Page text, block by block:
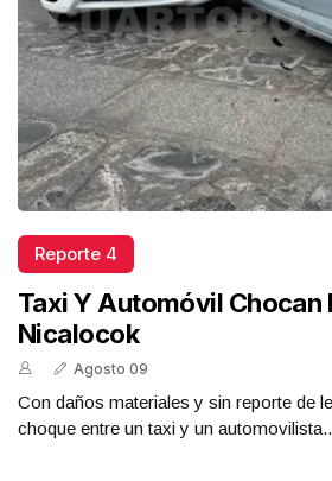
Reporte 4
Taxi Y Automóvil Chocan
Nicalocok
Agosto 09
Con daños materiales y sin reporte de
choque entre un taxi y un